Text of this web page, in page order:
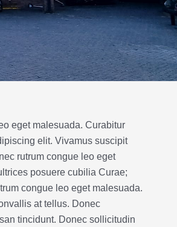
eget malesuada. Curabitur
elit. Vivamus suscipit
rutrum congue leo eget
posuere cubilia Curae;
congue leo eget malesuada.
at tellus. Donec
tincidunt. Donec sollicitudin